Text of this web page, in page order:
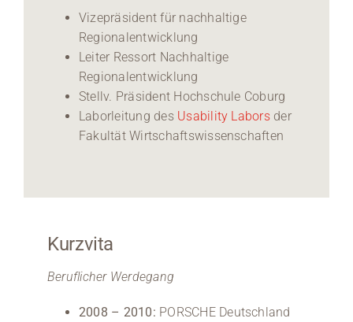
Vizepräsident für nachhaltige
Regionalentwicklung
Leiter Ressort Nachhaltige
Regionalentwicklung
Stellv. Präsident Hochschule Coburg
Laborleitung des Usability Laborsder
Fakultät Wirtschaftswissenschaften
Kurzvita
Beruflicher Werdegang
2008 – 2010: PORSCHE Deutschland